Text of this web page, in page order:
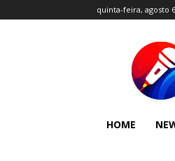
quinta-feira, agosto
NA
MÍDIA
NEWS
HOME